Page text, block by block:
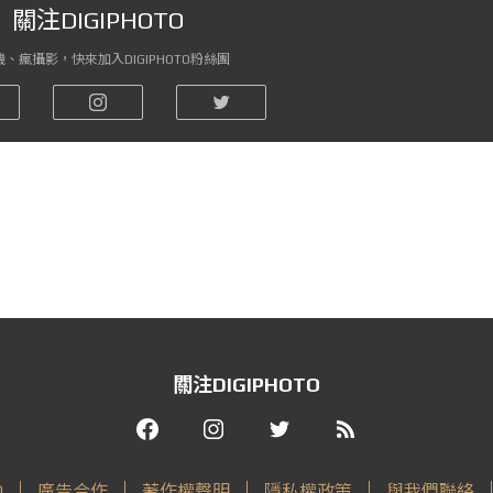
關注DIGIPHOTO
、瘋攝影，快來加入DIGIPHOTO粉絲團
關注DIGIPHOTO